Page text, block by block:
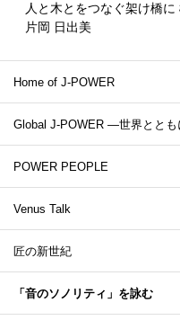
人と木とをつなぐ架け橋
片岡 日出美
Home of J-POWER
Global J-POWER ―世界とと
POWER PEOPLE
Venus Talk
匠の新世紀
「音のソノリティ」を詠む